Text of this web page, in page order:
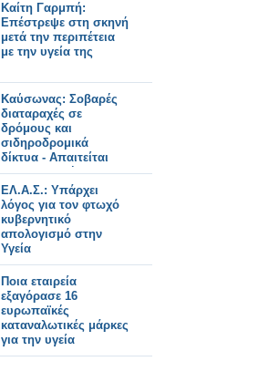
Καίτη Γαρμπή:
Επέστρεψε στη σκηνή
μετά την περιπέτεια
με την υγεία της
Καύσωνας: Σοβαρές
διαταραχές σε
δρόμους και
σιδηροδρομικά
δίκτυα - Απαιτείται
προσαρμογή στην
κλιματική αλλαγή.
ΕΛ.Α.Σ.: Υπάρχει
λόγος για τον φτωχό
κυβερνητικό
απολογισμό στην
Υγεία
Ποια εταιρεία
εξαγόρασε 16
ευρωπαϊκές
καταναλωτικές μάρκες
για την υγεία